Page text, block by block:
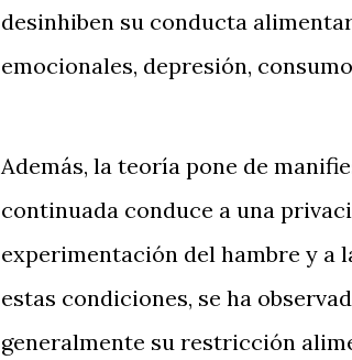
desinhiben su conducta
emocionales, depresión,
Además, la teoría pone de
continuada conduce a una
experimentación del hambre y a
estas condiciones, se ha
generalmente su restricción